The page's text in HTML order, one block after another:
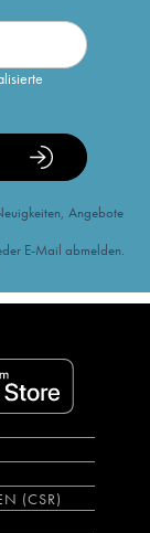
Angebote
E-Mail abmelden.
(CSR)